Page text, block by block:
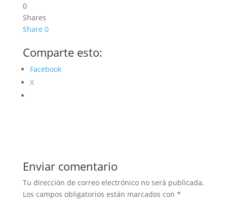
0
Shares
Share 0
Comparte esto:
Facebook
X
Enviar comentario
Tu dirección de correo electrónico no será publicada.
Los campos obligatorios están marcados con *